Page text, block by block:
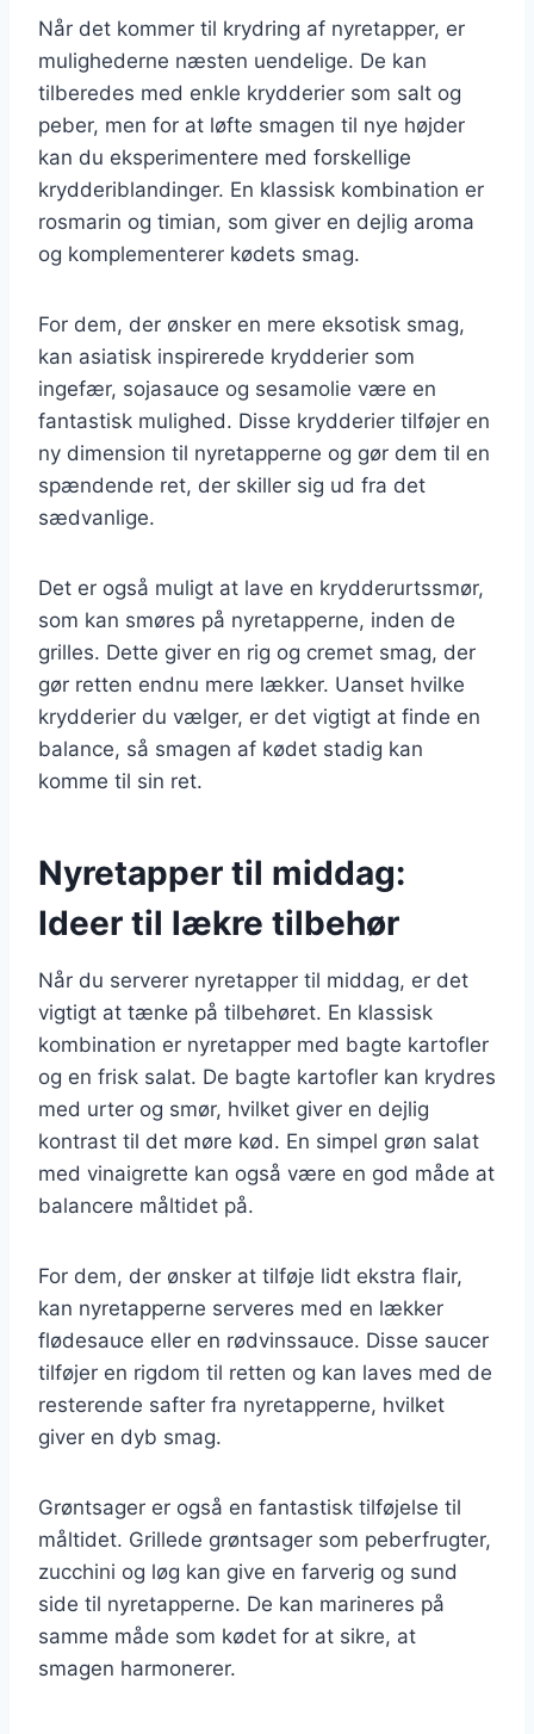
Når det kommer til krydring af nyretapper, er
mulighederne næsten uendelige. De kan
tilberedes med enkle krydderier som salt og
peber, men for at løfte smagen til nye højder
kan du eksperimentere med forskellige
krydderiblandinger. En klassisk kombination er
rosmarin og timian, som giver en dejlig aroma
og komplementerer kødets smag.
For dem, der ønsker en mere eksotisk smag,
kan asiatisk inspirerede krydderier som
ingefær, sojasauce og sesamolie være en
fantastisk mulighed. Disse krydderier tilføjer en
ny dimension til nyretapperne og gør dem til en
spændende ret, der skiller sig ud fra det
sædvanlige.
Det er også muligt at lave en krydderurtssmør,
som kan smøres på nyretapperne, inden de
grilles. Dette giver en rig og cremet smag, der
gør retten endnu mere lækker. Uanset hvilke
krydderier du vælger, er det vigtigt at finde en
balance, så smagen af kødet stadig kan
komme til sin ret.
Nyretapper til middag:
Ideer til lækre tilbehør
Når du serverer nyretapper til middag, er det
vigtigt at tænke på tilbehøret. En klassisk
kombination er nyretapper med bagte kartofler
og en frisk salat. De bagte kartofler kan krydres
med urter og smør, hvilket giver en dejlig
kontrast til det møre kød. En simpel grøn salat
med vinaigrette kan også være en god måde at
balancere måltidet på.
For dem, der ønsker at tilføje lidt ekstra flair,
kan nyretapperne serveres med en lækker
flødesauce eller en rødvinssauce. Disse saucer
tilføjer en rigdom til retten og kan laves med de
resterende safter fra nyretapperne, hvilket
giver en dyb smag.
Grøntsager er også en fantastisk tilføjelse til
måltidet. Grillede grøntsager som peberfrugter,
zucchini og løg kan give en farverig og sund
side til nyretapperne. De kan marineres på
samme måde som kødet for at sikre, at
smagen harmonerer.